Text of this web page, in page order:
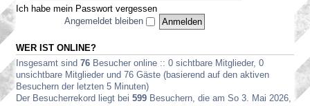
Ich habe mein Passwort vergessen
Angemeldet bleiben
WER IST ONLINE?
Insgesamt sind 76 Besucher online :: 0 sichtbare Mitglieder, 0
unsichtbare Mitglieder und 76 Gäste (basierend auf den aktiven
Besuchern der letzten 5 Minuten)
Der Besucherrekord liegt bei 599 Besuchern, die am So 3. Mai 2026,